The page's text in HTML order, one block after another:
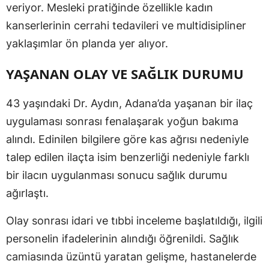
veriyor. Mesleki pratiğinde özellikle kadın
kanserlerinin cerrahi tedavileri ve multidisipliner
yaklaşımlar ön planda yer alıyor.
YAŞANAN OLAY VE SAĞLIK DURUMU
43 yaşındaki Dr. Aydın, Adana’da yaşanan bir ilaç
uygulaması sonrası fenalaşarak yoğun bakıma
alındı. Edinilen bilgilere göre kas ağrısı nedeniyle
talep edilen ilaçta isim benzerliği nedeniyle farklı
bir ilacın uygulanması sonucu sağlık durumu
ağırlaştı.
Olay sonrası idari ve tıbbi inceleme başlatıldığı, ilgili
personelin ifadelerinin alındığı öğrenildi. Sağlık
camiasında üzüntü yaratan gelişme, hastanelerde